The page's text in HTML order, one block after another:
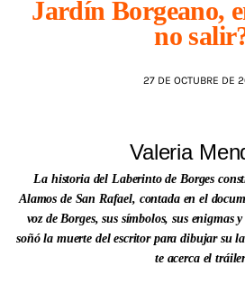
Jardín Borgeano,
no
27 DE OCTUBRE DE
Valeria
La historia del Laberinto de Borges
Alamos de San Rafael, contada en el
voz de Borges, sus símbolos, sus enigmas
soñó la muerte del escritor para dibujar su
te acerca el